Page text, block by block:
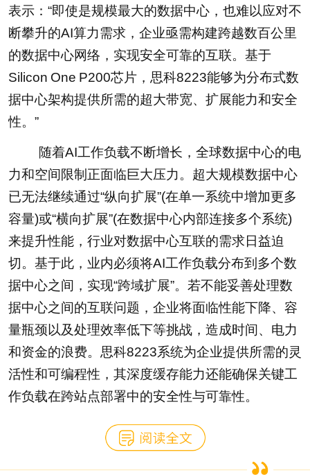
表示：“即使是规模最大的数据中心，也难以应对不
断攀升的AI算力需求，企业亟需构建跨越数百公里
的数据中心网络，实现安全可靠的互联。基于
Silicon One P200芯片，思科8223能够为分布式数
据中心架构提供所需的超大带宽、扩展能力和安全
性。”
随着AI工作负载不断增长，全球数据中心的电
力和空间限制正面临巨大压力。超大规模数据中心
已无法继续通过“纵向扩展”(在单一系统中增加更多
容量)或“横向扩展”(在数据中心内部连接多个系统)
来提升性能，行业对数据中心互联的需求日益迫
切。基于此，业内必须将AI工作负载分布到多个数
据中心之间，实现“跨域扩展”。若不能妥善处理数
据中心之间的互联问题，企业将面临性能下降、容
量瓶颈以及处理效率低下等挑战，造成时间、电力
和资金的浪费。思科8223系统为企业提供所需的灵
活性和可编程性，其深度缓存能力还能确保关键工
作负载在跨站点部署中的安全性与可靠性。